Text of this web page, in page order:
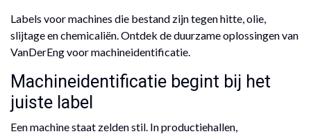
Labels voor machines die bestand zijn tegen hitte, olie,
slijtage en chemicaliën. Ontdek de duurzame oplossingen van
VanDerEng voor machineidentificatie.
Machineidentificatie begint bij het
juiste label
Een machine staat zelden stil. In productiehallen,